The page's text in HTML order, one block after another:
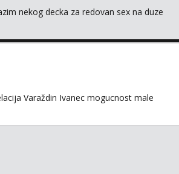
nekog decka za redovan sex na duze
Varaždin Ivanec mogucnost male